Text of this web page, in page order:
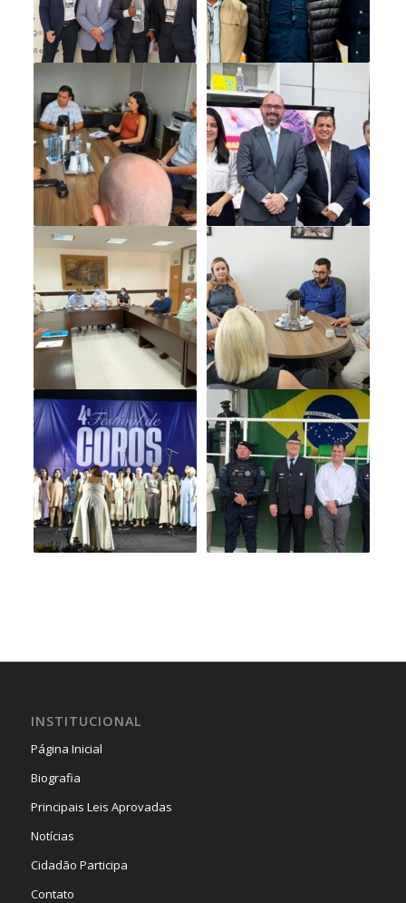
INSTITUCIONAL
Página Inicial
Biografia
Principais Leis Aprovadas
Notícias
Cidadão Participa
Contato